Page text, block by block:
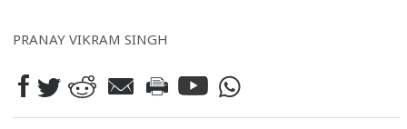
PRANAY VIKRAM SINGH